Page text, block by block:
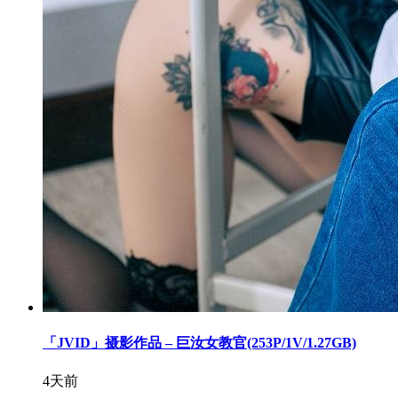
「JVID」摄影作品 – 巨汝女教官(253P/1V/1.27GB)
4天前